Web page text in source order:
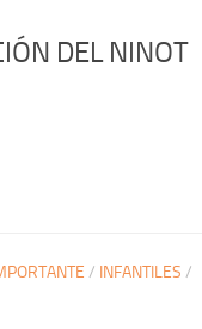
DEL NINOT
/ INFANTILES /